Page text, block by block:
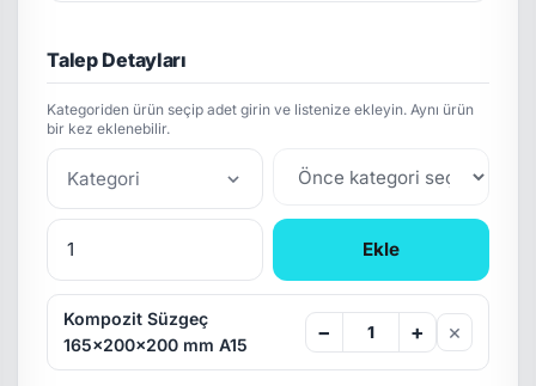
Talep Detayları
Kategoriden ürün seçip adet girin ve listenize ekleyin. Aynı ürün
bir kez eklenebilir.
Kategori
Ekle
Kompozit Süzgeç
165x200x200 mm A15
− + ×